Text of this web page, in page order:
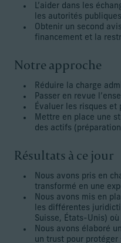
L’aider dans les
les autorités
Obtenir un second
financement et la
Notre approche
Réduire la charge
Passer en revue
Évaluer les risques et
Mettre en place une
des actifs
Résultats à ce jour
Nous avons pris en
transformé en une
Nous avons mis en
les différentes
Suisse, États-Unis)
Nous avons élaboré
un trust pour protéger